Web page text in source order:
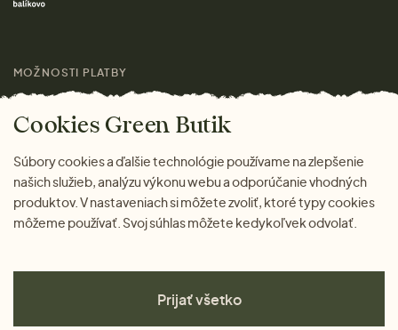
MOŽNOSTI PLATBY
Cookies Green Butik
Súbory cookies a ďalšie technológie používame na zlepšenie
našich služieb, analýzu výkonu webu a odporúčanie vhodných
produktov. V nastaveniach si môžete zvoliť, ktoré typy cookies
môžeme používať. Svoj súhlas môžete kedykoľvek odvolať.
Prijať všetko